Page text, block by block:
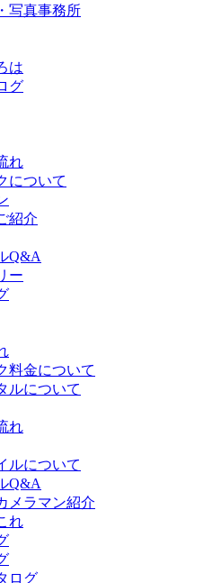
写真事務所
は
グ
れ
について
紹介
Q&A
ー
料金について
ルについて
れ
ルについて
Q&A
メラマン紹介
れ
ログ